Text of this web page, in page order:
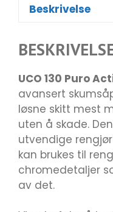
Beskrivelse
UCO 130 Puro
avansert
løsne skitt mest
uten å skade.
utvendige
kan brukes til
chromedetaljer
av det.